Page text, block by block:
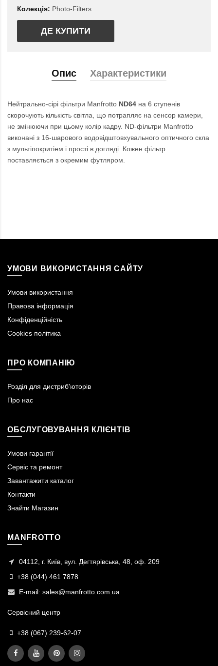
Колекція: Photo-Filters
ДЕ КУПИТИ
Опис Характеристики
Нейтрально-сірі фільтри Manfrotto ND64 на 6 ступенів
скорочують кількість світла, що потрапляє на сенсор камери,
не змінюючи при цьому колір кадру. ND-фільтри Manfrotto
виконані з 16-шарового водовідштовхувального оптичного скла
з мультіпокритіем і прості в догляді. Кожен фільтр
поставляється з окремим футляром.
УМОВИ ВИКОРИСТАННЯ САЙТУ
Умови використання
Правова інформація
Конфіденційність
Cookies політика
ПРО КОМПАНІЮ
Розділ для дистриб'юторів
Про нас
ОБСЛУГОВУВАННЯ КЛІЄНТІВ
Умови гарантії
Сервіс та ремонт
Завантажити каталог
Контакти
Знайти Магазин
MANFROTTO
04112, г. Київ, вул. Дегтярівська, 48, оф. 209
+38 (044) 461 7878
E-mail: sales@manfrotto.com.ua
Сервісний центр
+38 (067) 239-62-07